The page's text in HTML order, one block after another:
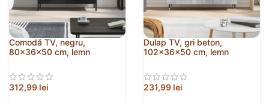
Comodă TV, negru,
80x36x50 cm, lemn
312,99 lei
Dulap TV, gri beton,
102x36x50 cm, lemn
231,99 lei